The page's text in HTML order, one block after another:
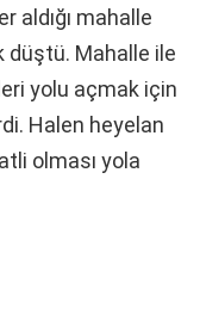
aldığı mahalle
düştü. Mahalle ile
yolu açmak için
Halen heyelan
olması yola